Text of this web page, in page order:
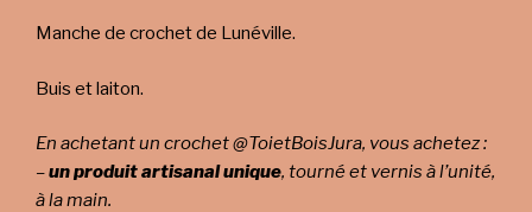
Manche de crochet de Lunéville.
Buis et laiton.
En achetant un crochet @ToietBoisJura, vous achetez :
–un produit artisanal unique, tourné et vernis à l’unité,
à la main.